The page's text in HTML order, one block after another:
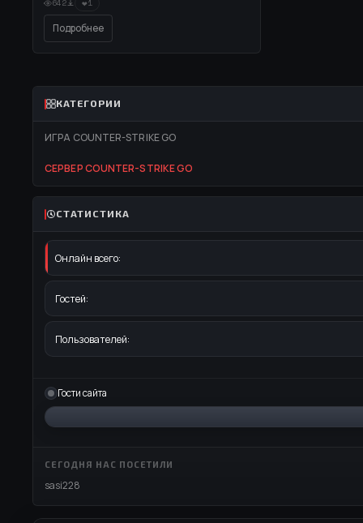
642
❤1
Подробнее
КАТЕГОРИИ
ИГРА COUNTER-STRIKE GO
СЕРВЕР COUNTER-STRIKE GO
СТАТИСТИКА
Онлайн всего:
Гостей:
Пользователей:
Гости сайта
СЕГОДНЯ НАС ПОСЕТИЛИ
sasi228